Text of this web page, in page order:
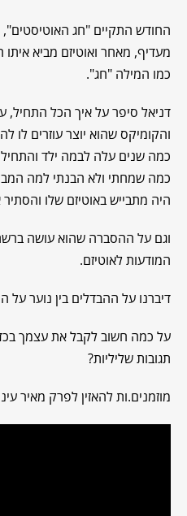
החודש התקיים "חג
מעדיף, מאחר ואוטיזם מביא איתו
כמו המילה "חג".
דניאל סיפר על איך הכל התחיל,
והקומיקס שהוא יוצר עוזרים לו
כמה שנים עלה לבמה ילד
כמה שמחתי ולא הבנתי למה
היה מתבייש באוטיזם שלו
וגם על ההסברה שהוא עושה
המודעות לאוטיזם.
דיברנו על ההבדלים בין נוער על
על כמה חשוב לקבל את עצמך
תגובות שליליות?
מוזמנים.ות להאזין לפרק מאיר